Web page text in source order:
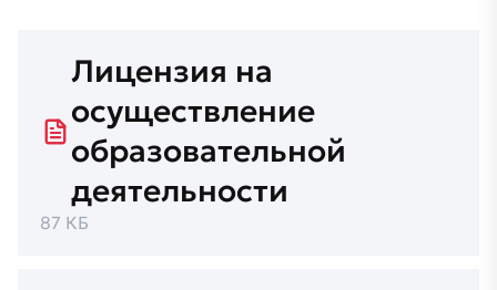
Лицензия на
осуществление
образовательной
деятельности
87 КБ